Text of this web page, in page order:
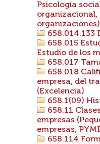
Psicología
organizacional,
organizaciones)
658.014.133
658.015
Estudio de los
658.017
658.018
empresa, del
(Excelencia)
658.1(09)
658.11
empresas
empresas,
658.114